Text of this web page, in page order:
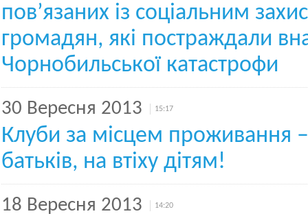
пов’язаних із соціальним
громадян, які постраждали
Чорнобильської катастрофи
30 Вересня 2013 15:17
Клуби за місцем проживання
батьків, на втіху дітям!
18 Вересня 2013 14:20